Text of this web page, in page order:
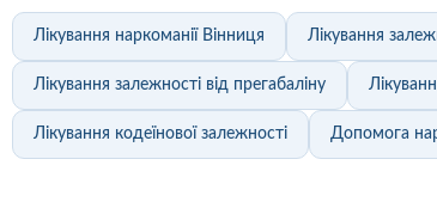
Лікування наркоманії Вінниця Лікування
Лікування залежності від прегабаліну
Лікування кодеїнової залежності Допомога